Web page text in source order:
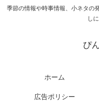
季節の情報や時事情報、小ネタ
し
ぴ
ホーム
広告ポリシー